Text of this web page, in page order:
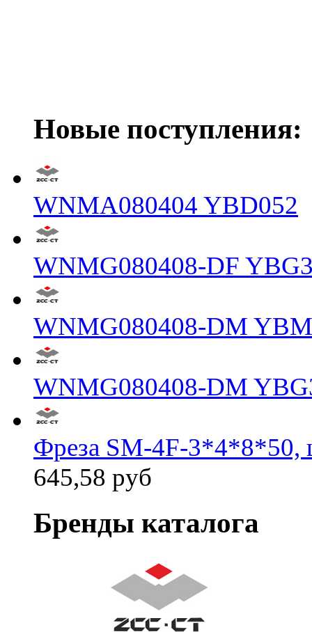
Новые поступления:
WNMA080404 YBD052
WNMG080408-DF
WNMG080408-DM
WNMG080408-DM
Фреза SM-4F-3*4*8*50,
645,58 руб
Бренды каталога